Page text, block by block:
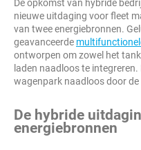
De opkomst van hybride
nieuwe uitdaging voor fleet
van twee energiebronnen.
geavanceerde
ontworpen om zowel het
laden naadloos te
wagenpark naadloos door
De hybride
energiebronnen